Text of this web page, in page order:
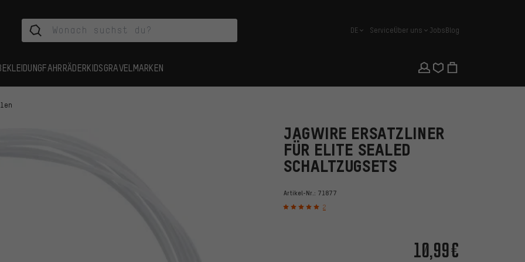
Deutsch
DE ServiceÜber uns JobsBlog
FAHRRÄDERKIDSGRAVEL MARKEN
JAGWIRE ERSATZLINER
FÜR ELITE SEALED
SCHALTZUGSETS
Artikel-Nr.: 71877
2
10,99€